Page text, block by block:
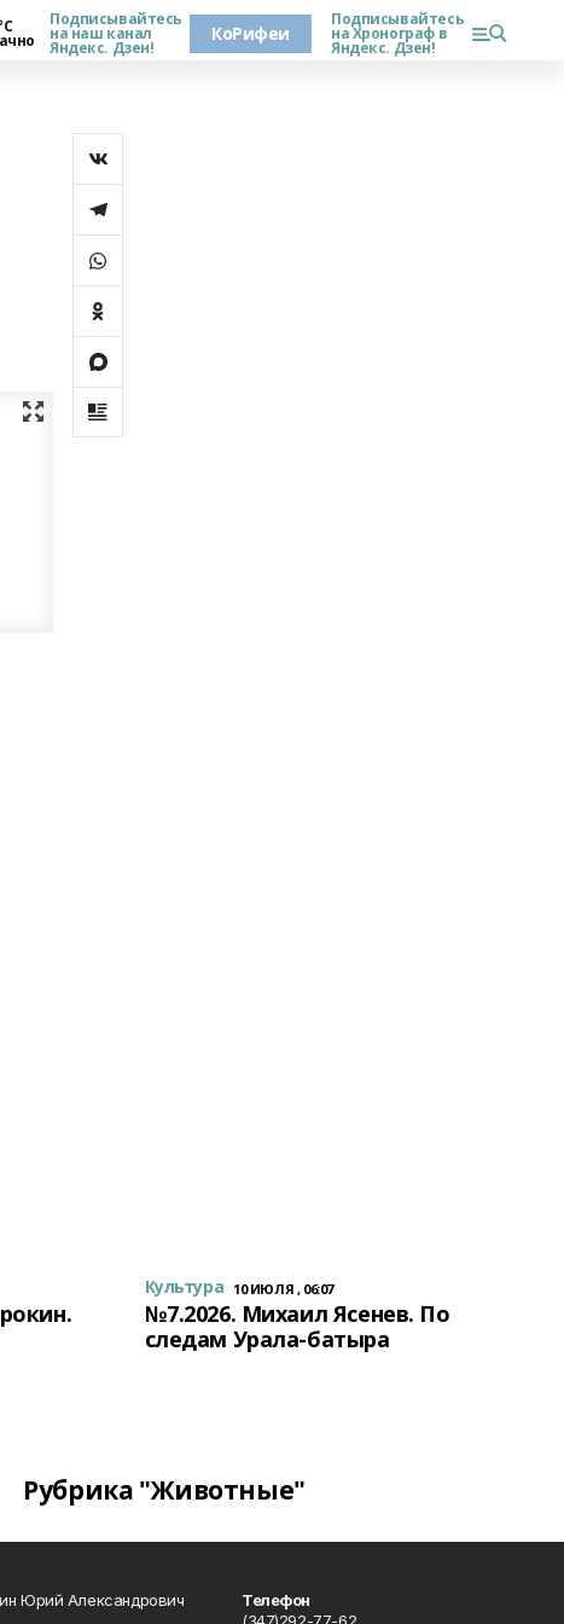
Подписывайтесь
на наш канал
Яндекс. Дзен!
КоРифеи
Подписывайтесь
на Хронограф в
Яндекс. Дзен!
Культура 10 ИЮЛЯ , 06:07
№7.2026. Михаил Ясенев. По
следам Урала-батыра
Рубрика "Животные"
Юрий Александрович
Телефон